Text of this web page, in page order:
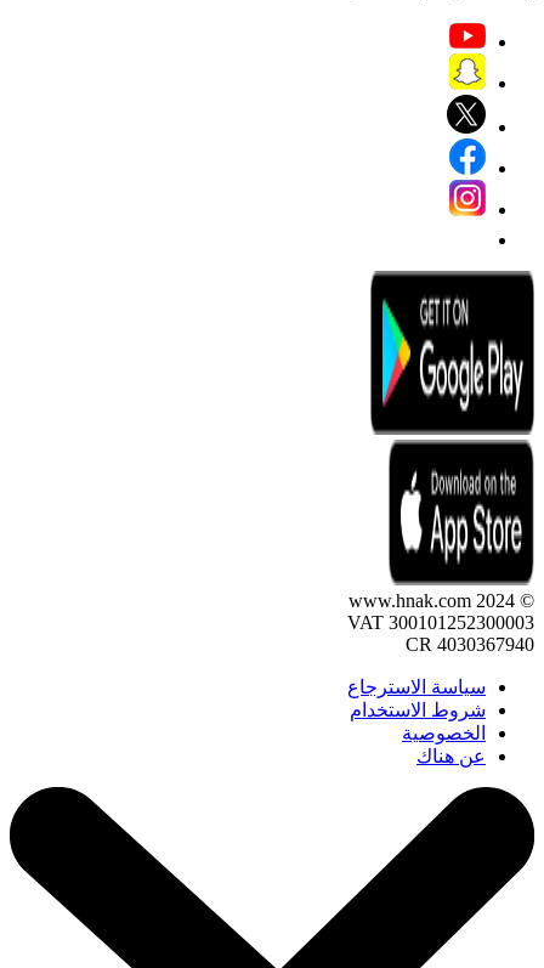
© 2024 www.hnak.com
VAT 300101252300003
CR 4030367940
سياسة الاسترجاع
شروط الاستخدام
الخصوصية
عن هناك